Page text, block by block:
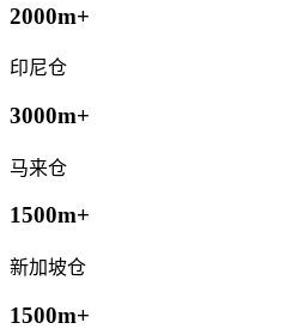
2000m+
印尼仓
3000m+
马来仓
1500m+
新加坡仓
1500m+